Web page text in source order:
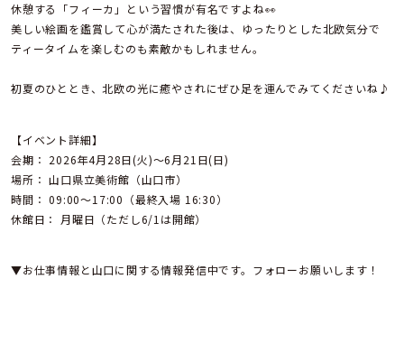
休憩する「フィーカ」という習慣が有名ですよね👀
美しい絵画を鑑賞して心が満たされた後は、ゆったりとした北欧気分で
ティータイムを楽しむのも素敵かもしれません。
初夏のひととき、北欧の光に癒やされにぜひ足を運んでみてくださいね♪
【イベント詳細】
会期： 2026年4月28日(火)～6月21日(日)
場所： 山口県立美術館（山口市）
時間： 09:00～17:00（最終入場 16:30）
休館日： 月曜日（ただし6/1は開館）
▼お仕事情報と山口に関する情報発信中です。フォローお願いします！